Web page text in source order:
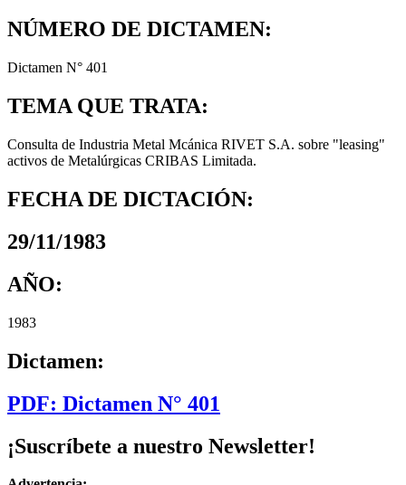
NÚMERO DE DICTAMEN:
Dictamen N° 401
TEMA QUE TRATA:
Consulta de Industria Metal Mcánica RIVET S.A. sobre "leasing"
activos de Metalúrgicas CRIBAS Limitada.
FECHA DE DICTACIÓN:
29/11/1983
AÑO:
1983
Dictamen:
PDF: Dictamen N° 401
¡Suscríbete a nuestro Newsletter!